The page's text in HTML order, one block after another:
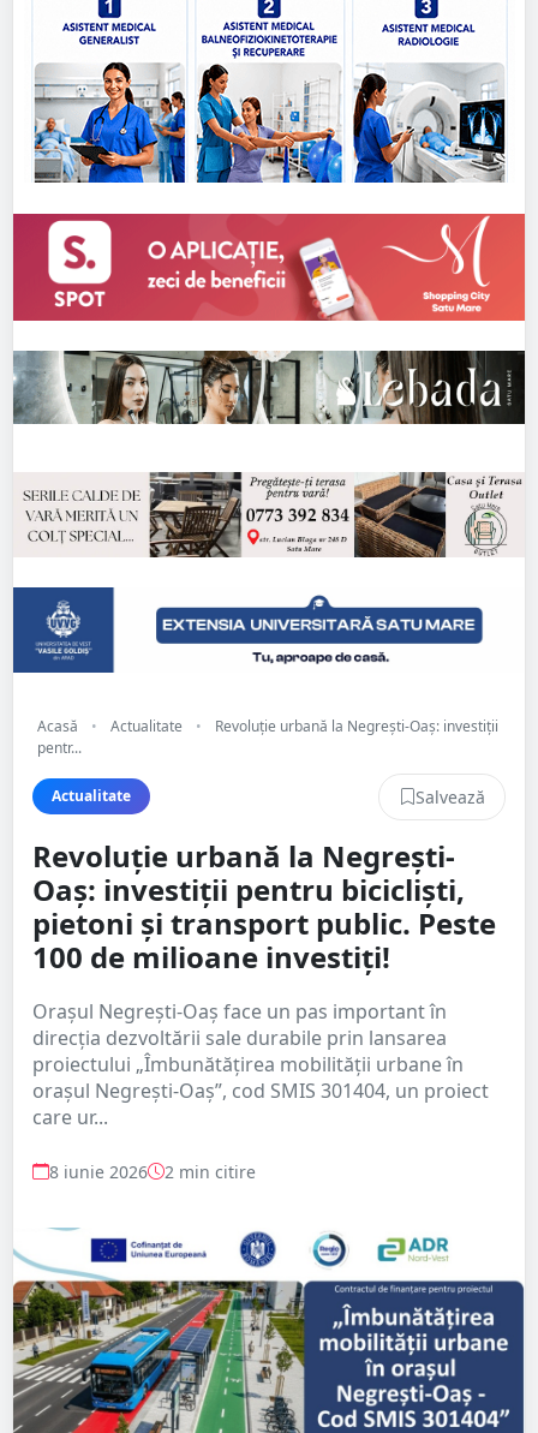
Acasă • Actualitate •
Revoluție urbană la Negrești-Oaș: investiții
pentr...
Actualitate Salvează
Revoluție urbană la Negrești-
Oaș: investiții pentru bicicliști,
pietoni și transport public. Peste
100 de milioane investiți!
Orașul Negrești-Oaș face un pas important în
direcția dezvoltării sale durabile prin lansarea
proiectului „Îmbunătățirea mobilității urbane în
orașul Negrești-Oaș”, cod SMIS 301404, un proiect
care ur...
8 iunie 2026 2 min citire